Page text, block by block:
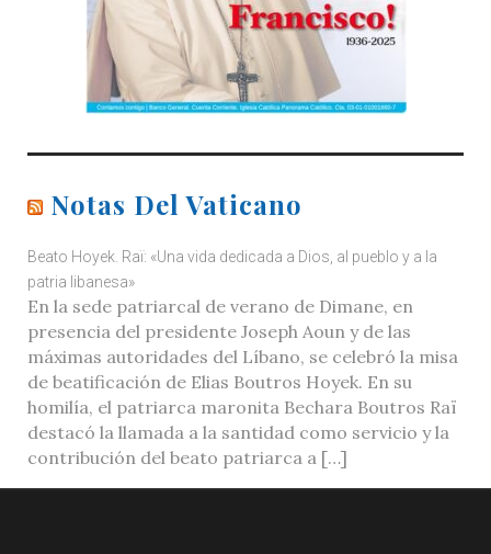
Notas Del Vaticano
Beato Hoyek. Raï: «Una vida dedicada a Dios, al pueblo y a la
patria libanesa»
En la sede patriarcal de verano de Dimane, en
presencia del presidente Joseph Aoun y de las
máximas autoridades del Líbano, se celebró la misa
de beatificación de Elias Boutros Hoyek. En su
homilía, el patriarca maronita Bechara Boutros Raï
destacó la llamada a la santidad como servicio y la
contribución del beato patriarca a […]